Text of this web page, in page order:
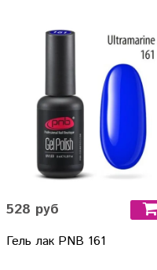
528 руб
Гель лак PNB 161